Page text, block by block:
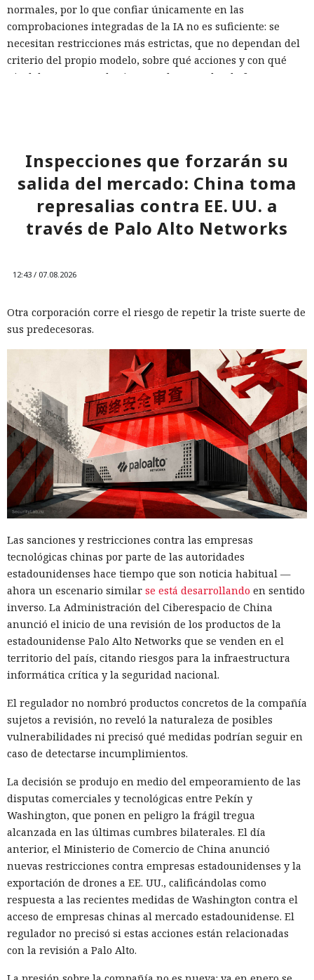
normales, por lo que confiar únicamente en las
comprobaciones integradas de la IA no es suficiente: se
necesitan restricciones más estrictas, que no dependan del
criterio del propio modelo, sobre qué acciones y con qué
nivel de acceso puede ejecutar el navegador de forma
Inspecciones que forzarán su
salida del mercado: China toma
represalias contra EE. UU. a
través de Palo Alto Networks
12:43 / 07.08.2026
Otra corporación corre el riesgo de repetir la triste suerte de
sus predecesoras.
Las sanciones y restricciones contra las empresas
tecnológicas chinas por parte de las autoridades
estadounidenses hace tiempo que son noticia habitual —
ahora un escenario similar se está desarrollando en sentido
inverso. La Administración del Ciberespacio de China
anunció el inicio de una revisión de los productos de la
estadounidense Palo Alto Networks que se venden en el
territorio del país, citando riesgos para la infraestructura
informática crítica y la seguridad nacional.
El regulador no nombró productos concretos de la compañía
sujetos a revisión, no reveló la naturaleza de posibles
vulnerabilidades ni precisó qué medidas podrían seguir en
caso de detectarse incumplimientos.
La decisión se produjo en medio del empeoramiento de las
disputas comerciales y tecnológicas entre Pekín y
Washington, que ponen en peligro la frágil tregua
alcanzada en las últimas cumbres bilaterales. El día
anterior, el Ministerio de Comercio de China anunció
nuevas restricciones contra empresas estadounidenses y la
exportación de drones a EE. UU., calificándolas como
respuesta a las recientes medidas de Washington contra el
acceso de empresas chinas al mercado estadounidense. El
regulador no precisó si estas acciones están relacionadas
con la revisión a Palo Alto.